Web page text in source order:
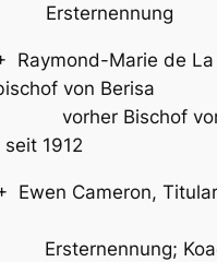
Raymond-Marie de
von
vorher Bischof von
1912
Ewen Cameron,